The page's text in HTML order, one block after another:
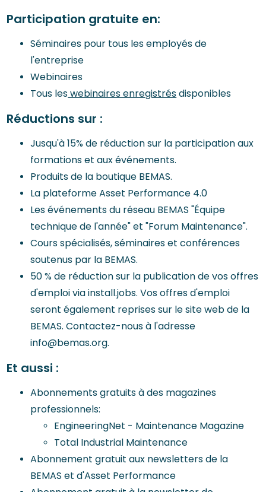
Participation gratuite en:
Séminaires pour tous les employés de
l'entreprise
Webinaires
Tous les webinaires enregistrés disponibles
Réductions sur :
Jusqu'à 15% de réduction sur la participation aux
formations et aux événements.
Produits de la boutique BEMAS.
La plateforme Asset Performance 4.0
Les événements du réseau BEMAS "Équipe
technique de l'année" et "Forum Maintenance".
Cours spécialisés, séminaires et conférences
soutenus par la BEMAS.
50 % de réduction sur la publication de vos offres
d'emploi via install.jobs. Vos offres d'emploi
seront également reprises sur le site web de la
BEMAS. Contactez-nous à l'adresse
info@bemas.org.
Et aussi :
Abonnements gratuits à des magazines
professionnels:
EngineeringNet - Maintenance Magazine
Total Industrial Maintenance
Abonnement gratuit aux newsletters de la
BEMAS et d'Asset Performance